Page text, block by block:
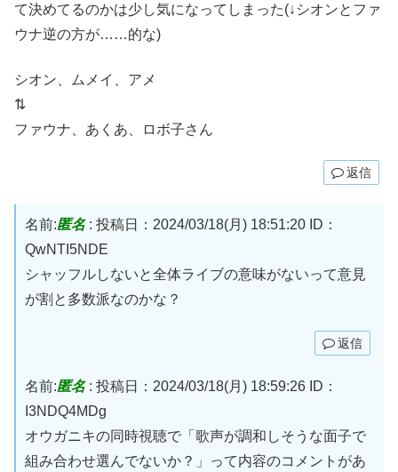
て決めてるのかは少し気になってしまった(↓シオンとファ
ウナ逆の方が……的な)
シオン、ムメイ、アメ
⇅
ファウナ、あくあ、ロボ子さん
返信
名前:匿名: 投稿日：2024/03/18(月) 18:51:20
ID：
QwNTI5NDE
シャッフルしないと全体ライブの意味がないって意見
が割と多数派なのかな？
返信
名前:匿名: 投稿日：2024/03/18(月) 18:59:26
ID：
I3NDQ4MDg
オウガニキの同時視聴で「歌声が調和しそうな面子で
組み合わせ選んでないか？」って内容のコメントがあ